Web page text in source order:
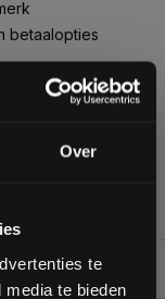
Over
te
te bieden
betaalopties